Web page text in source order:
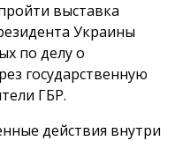
выставка
Украины
по делу о
государственную
ГБР.
действия внутри